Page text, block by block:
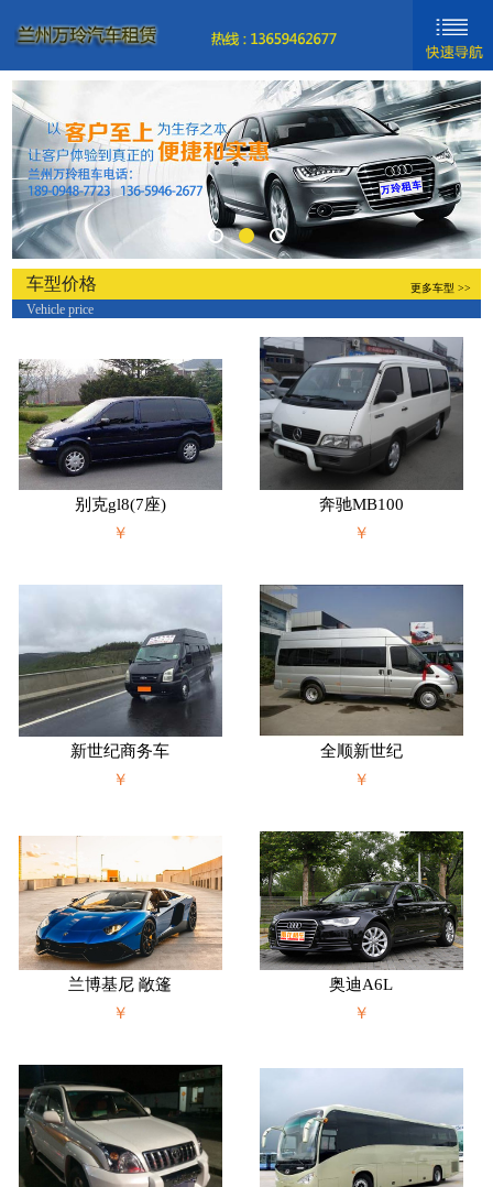
车型价格 更多车型 >>
Vehicle price
别克gl8(7座)
￥
奔驰MB100
￥
新世纪商务车
￥
全顺新世纪
￥
兰博基尼 敞篷
￥
奥迪A6L
￥
新闻动态
车型分类
关于我们
新手入门
帮助中心